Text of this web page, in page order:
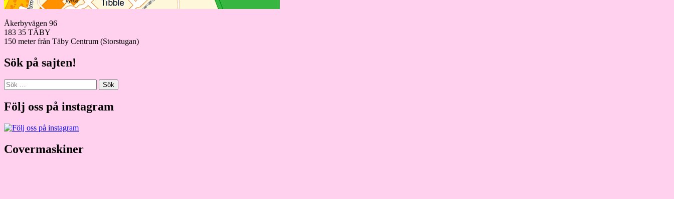
Åkerbyvägen 96
183 35 TÄBY
150 meter från Täby Centrum (Storstugan)
Sök på sajten!
Sök
efter:
Följ oss på instagram
Covermaskiner